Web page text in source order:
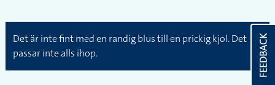
Det är inte fint med en randig blus till en prickig kjol. Det
passar inte alls ihop.
FEEDBACK